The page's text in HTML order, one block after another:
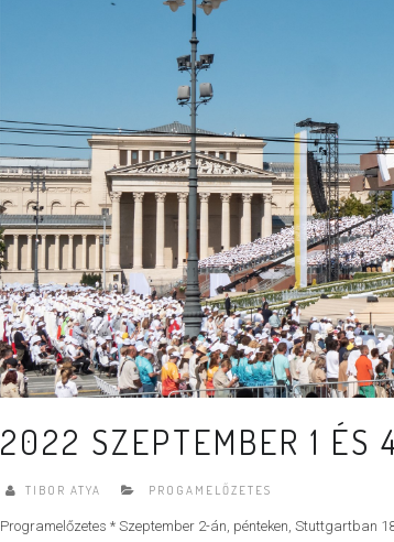
2022 SZEPTEMBER 1 ÉS
TIBOR ATYA PROGAMELŐZETES
Programelőzetes * Szeptember 2-án, pénteken, Stuttgartban